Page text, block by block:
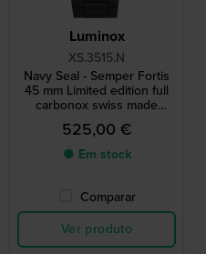
Luminox
XS.3515.N
Navy Seal - Semper Fortis
45 mm Limited edition full
carbonox swiss made
quartz watch
525,00 €
● Em stock
Comparar
Ver produto